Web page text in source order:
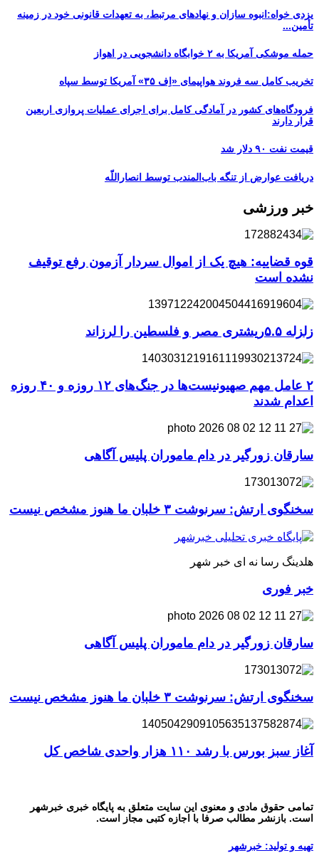
یزدی خواه:انبوه سازان و نهادهای مرتبط، به تعهدات قانونی خود در زمینه
تأمین...
حمله موشکی آمریکا به ۲ خوابگاه دانشجویی در اهواز
تخریب کامل سه فروند هواپیمای «اِف ۳۵» آمریکا توسط سپاه
فرودگاه‌های کشور در آمادگی کامل برای اجرای عملیات پروازی اربعین
قرار دارند
قیمت نفت ۹۰ دلار شد
دریافت عوارض از تنگه باب‌المندب توسط انصاراللّه
خبر ورزشی
قوه قضاییه: هیچ یک از اموال سردار آزمون رفع توقیف
نشده است
زلزله ۵.۵ریشتری مصر و فلسطین را لرزاند
۲ عامل مهم صهیونیست‌ها در جنگ‌های ۱۲ روزه و ۴۰ روزه
اعدام شدند
سارقان زورگیر در دام ماموران پلیس آگاهی
سخنگوی ارتش: سرنوشت ۳ خلبان ما هنوز مشخص نیست
هلدینگ رسا نه ای خبر شهر
خبر فوری
سارقان زورگیر در دام ماموران پلیس آگاهی
سخنگوی ارتش: سرنوشت ۳ خلبان ما هنوز مشخص نیست
آغاز سبز بورس با رشد ۱۱۰ هزار واحدی شاخص کل
تمامی حقوق مادی و معنوی این سایت متعلق به پایگاه خبری خبرشهر
است. بازنشر مطالب صرفا با اجازه کتبی مجاز است.
تهیه و تولید: خبرشهر